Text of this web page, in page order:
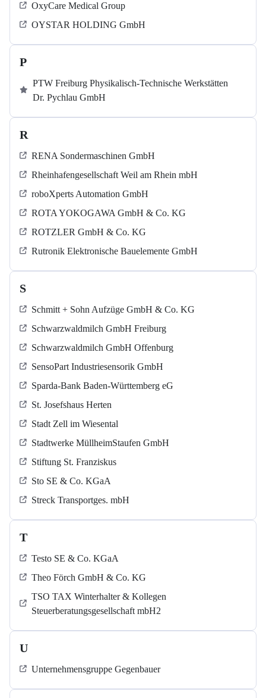
OxyCare Medical Group
OYSTAR HOLDING GmbH
P
PTW Freiburg Physikalisch-Technische Werkstätten
Dr. Pychlau GmbH
R
RENA Sondermaschinen GmbH
Rheinhafengesellschaft Weil am Rhein mbH
roboXperts Automation GmbH
ROTA YOKOGAWA GmbH & Co. KG
ROTZLER GmbH & Co. KG
Rutronik Elektronische Bauelemente GmbH
S
Schmitt + Sohn Aufzüge GmbH & Co. KG
Schwarzwaldmilch GmbH Freiburg
Schwarzwaldmilch GmbH Offenburg
SensoPart Industriesensorik GmbH
Sparda-Bank Baden-Württemberg eG
St. Josefshaus Herten
Stadt Zell im Wiesental
Stadtwerke MüllheimStaufen GmbH
Stiftung St. Franziskus
Sto SE & Co. KGaA
Streck Transportges. mbH
T
Testo SE & Co. KGaA
Theo Förch GmbH & Co. KG
TSO TAX Winterhalter & Kollegen
Steuerberatungsgesellschaft mbH2
U
Unternehmensgruppe Gegenbauer